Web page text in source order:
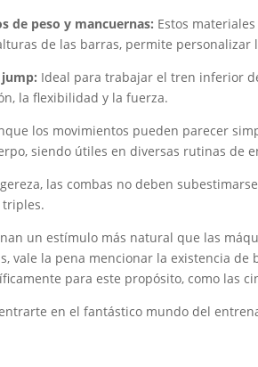
de peso y mancuernas: Estos
de las barras, permite
Ideal para trabajar el tren inferior
la flexibilidad y la fuerza.
los movimientos pueden parecer
siendo útiles en diversas rutinas de
las combas no deben
triples.
un estímulo más natural que las
vale la pena mencionar la existencia
para este propósito, como las
en el fantástico mundo del